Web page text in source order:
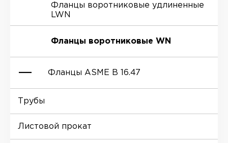
Отводы EN 10253-4
Отводы MSS SP-75
Переходы DIN 2616-1
Переходы DIN 2616-2
Ниппели
Фланцы воротниковые удлиненные
LWN
Фланцы воротниковые WN
Фланцы ASME B 16.47
Трубы
Листовой прокат